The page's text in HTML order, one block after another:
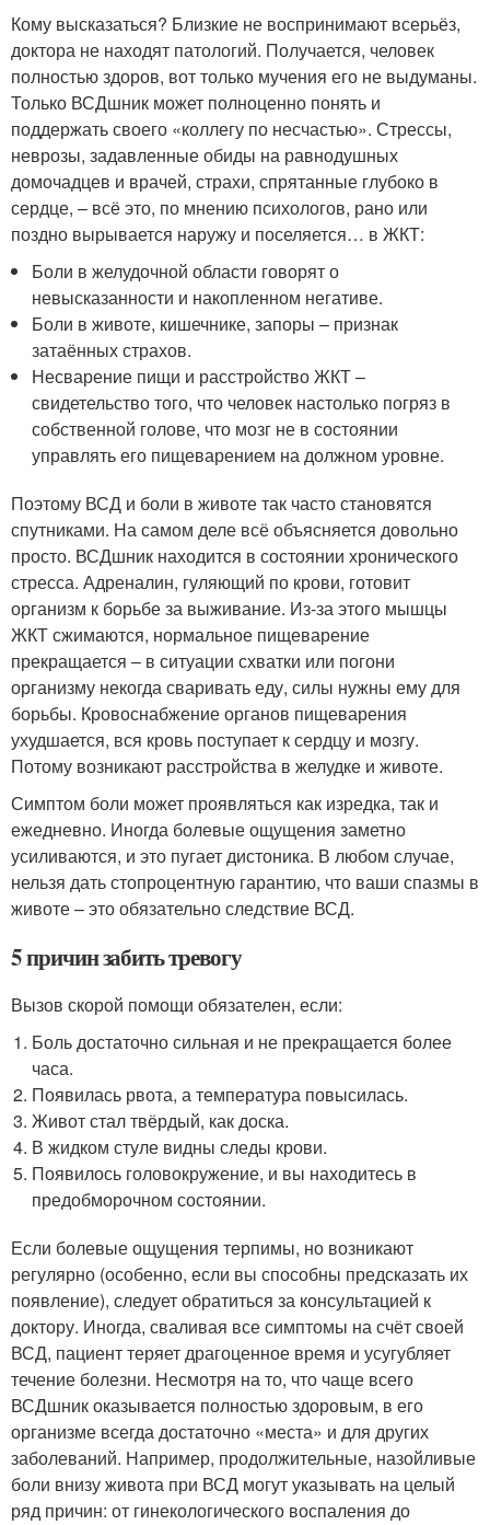
Кому высказаться? Близкие не воспринимают всерьёз,
доктора не находят патологий. Получается, человек
полностью здоров, вот только мучения его не выдуманы.
Только ВСДшник может полноценно понять и
поддержать своего «коллегу по несчастью». Стрессы,
неврозы, задавленные обиды на равнодушных
домочадцев и врачей, страхи, спрятанные глубоко в
сердце, – всё это, по мнению психологов, рано или
поздно вырывается наружу и поселяется… в ЖКТ:
Боли в желудочной области говорят о
невысказанности и накопленном негативе.
Боли в животе, кишечнике, запоры – признак
затаённых страхов.
Несварение пищи и расстройство ЖКТ –
свидетельство того, что человек настолько погряз в
собственной голове, что мозг не в состоянии
управлять его пищеварением на должном уровне.
Поэтому ВСД и боли в животе так часто становятся
спутниками. На самом деле всё объясняется довольно
просто. ВСДшник находится в состоянии хронического
стресса. Адреналин, гуляющий по крови, готовит
организм к борьбе за выживание. Из-за этого мышцы
ЖКТ сжимаются, нормальное пищеварение
прекращается – в ситуации схватки или погони
организму некогда сваривать еду, силы нужны ему для
борьбы. Кровоснабжение органов пищеварения
ухудшается, вся кровь поступает к сердцу и мозгу.
Потому возникают расстройства в желудке и животе.
Симптом боли может проявляться как изредка, так и
ежедневно. Иногда болевые ощущения заметно
усиливаются, и это пугает дистоника. В любом случае,
нельзя дать стопроцентную гарантию, что ваши спазмы в
животе – это обязательно следствие ВСД.
5 причин забить тревогу
Вызов скорой помощи обязателен, если:
Боль достаточно сильная и не прекращается более
часа.
Появилась рвота, а температура повысилась.
Живот стал твёрдый, как доска.
В жидком стуле видны следы крови.
Появилось головокружение, и вы находитесь в
предобморочном состоянии.
Если болевые ощущения терпимы, но возникают
регулярно (особенно, если вы способны предсказать их
появление), следует обратиться за консультацией к
доктору. Иногда, сваливая все симптомы на счёт своей
ВСД, пациент теряет драгоценное время и усугубляет
течение болезни. Несмотря на то, что чаще всего
ВСДшник оказывается полностью здоровым, в его
организме всегда достаточно «места» и для других
заболеваний. Например, продолжительные, назойливые
боли внизу живота при ВСД могут указывать на целый
ряд причин: от гинекологического воспаления до